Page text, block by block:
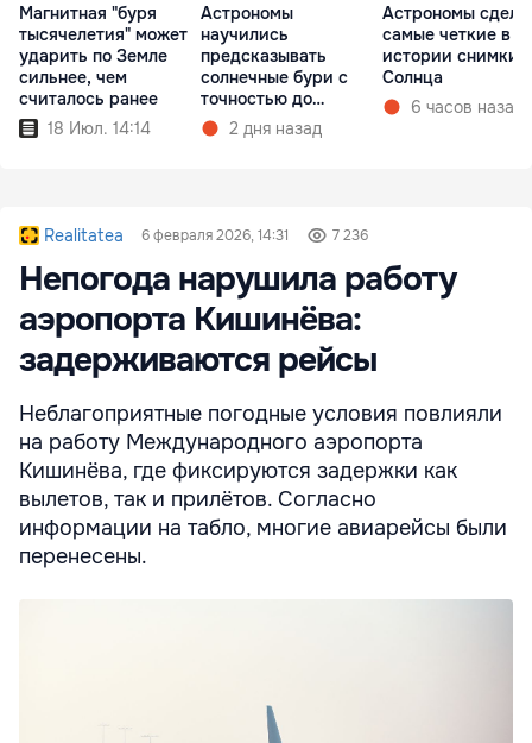
Магнитная "буря
тысячелетия" может
ударить по Земле
сильнее, чем
считалось ранее
18 Июл. 14:14
Астрономы
научились
предсказывать
солнечные бури с
точностью до
получаса
2 дня назад
Астрономы
самые четкие в
истории снимки
Солнца
6 часов назад
Realitatea 6 февраля 2026, 14:31 7 236
Непогода нарушила работу
аэропорта Кишинёва:
задерживаются рейсы
Неблагоприятные погодные условия повлияли
на работу Международного аэропорта
Кишинёва, где фиксируются задержки как
вылетов, так и прилётов. Согласно
информации на табло, многие авиарейсы были
перенесены.